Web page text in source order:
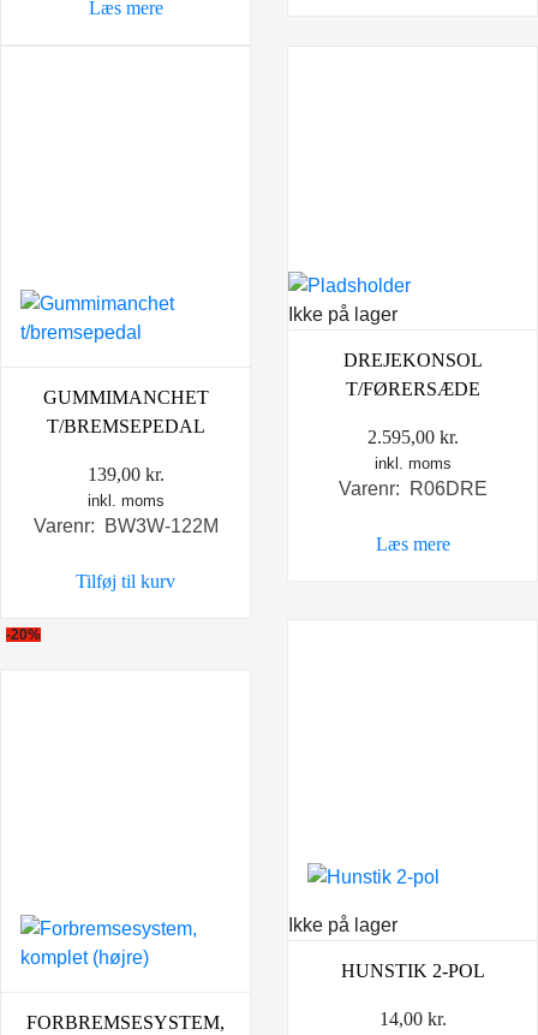
Læs mere
GUMMIMANCHET
T/BREMSEPEDAL
139,00 kr.
inkl. moms
Varenr: BW3W-122M
Tilføj til kurv
Ikke på lager
DREJEKONSOL
T/FØRERSÆDE
2.595,00 kr.
inkl. moms
Varenr: R06DRE
Læs mere
-20%
FORBREMSESYSTEM,
Ikke på lager
HUNSTIK 2-POL
14,00 kr.